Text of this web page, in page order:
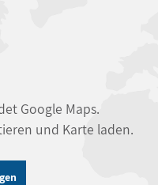
Google Maps.
und Karte laden.